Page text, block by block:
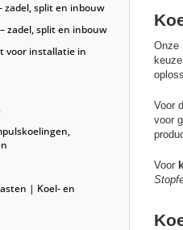
zadel, split en inbouw
zadel, split en inbouw
voor installatie in
| Koel- en
Onze
Voor
voor
Voor